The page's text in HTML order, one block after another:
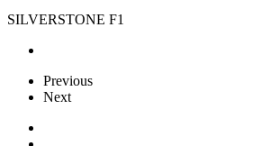
SILVERSTONE F1
Previous
Next